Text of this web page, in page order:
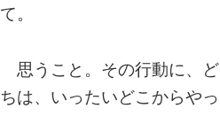
て。
思うこと。その行動に、
ちは、いったいどこからや